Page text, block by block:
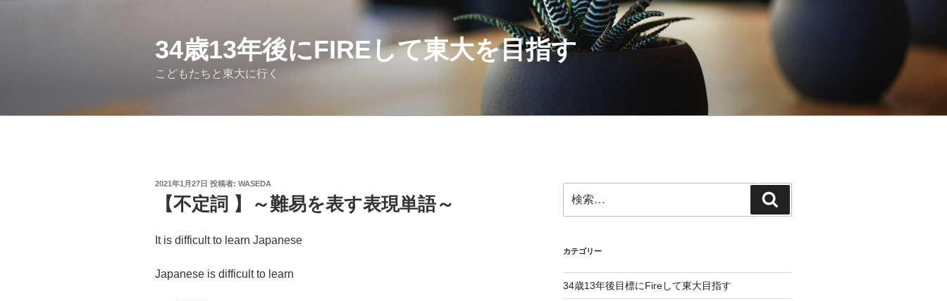
34歳13年後にFIREして東大を目指す
こどもたちと東大に行く
投
2021年1月27日 投稿者: WASEDA
【不定詞 】～難易を表す表現単語～
It is difficult to learn Japanese
Japanese is difficult to learn
索:
索
カテゴリー
34歳13年後目標にFireして東大目指す